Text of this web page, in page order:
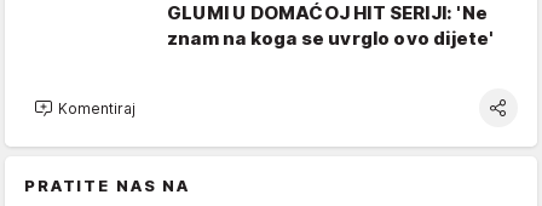
GLUMI U DOMAĆOJ HIT SERIJI: 'Ne
znam na koga se uvrglo ovo dijete'
Komentiraj
PRATITE NAS NA